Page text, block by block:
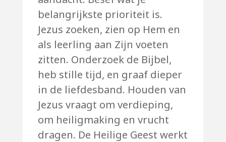
belangrijkste prioriteit is.
Jezus zoeken, zien op Hem en
als leerling aan Zijn voeten
zitten. Onderzoek de Bijbel,
heb stille tijd, en graaf dieper
in de liefdesband. Houden van
Jezus vraagt om verdieping,
om heiligmaking en vrucht
dragen. De Heilige Geest werkt